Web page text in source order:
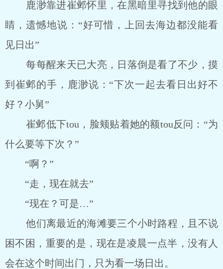
鹿渺靠进崔邺怀里，在黑暗里寻找到他的眼
睛，遗憾地说：“好可惜，上回去海边都没能看
见日出”
每每醒来天已大亮，日落倒是看了不少，摸
到崔邺的手，鹿渺说：“下次一起去看日出好不
好？小舅”
崔邺低下tou，脸颊贴着她的额tou反问：“为
什么要等下次？”
“啊？”
“走，现在就去”
“现在？可是…”
他们离最近的海滩要三个小时路程，且不说
困不困，重要的是，现在是凌晨一点半，没有人
会在这个时间出门，只为看一场日出。